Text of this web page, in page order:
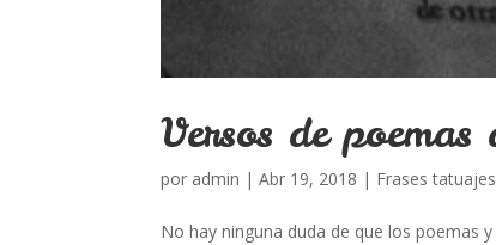
Versos de
por admin |Abr 19, 2018 | Frases tatuajes
No hay ninguna duda de que los poemas